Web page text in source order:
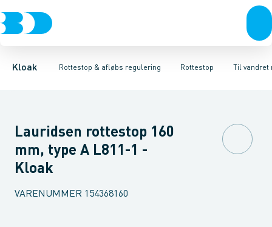
Kloak Rottestop & afløbs regulering
Rør & fittingsBrønde BrøndgodsLinjeafvandingTanke,
Rottestop
Højvands lukkereAfløbs reguleringRottestop Til
Til lodret monteringTil vandret monteringTilbehør til
Lauridsen rottestop 160
mm, type A L811-1 -
Kloak
VARENUMMER 154368160